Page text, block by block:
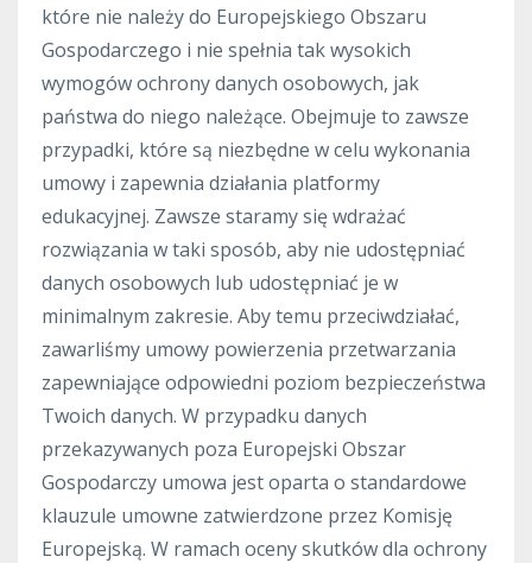
które nie należy do Europejskiego Obszaru
Gospodarczego i nie spełnia tak wysokich
wymogów ochrony danych osobowych, jak
państwa do niego należące. Obejmuje to zawsze
przypadki, które są niezbędne w celu wykonania
umowy i zapewnia działania platformy
edukacyjnej. Zawsze staramy się wdrażać
rozwiązania w taki sposób, aby nie udostępniać
danych osobowych lub udostępniać je w
minimalnym zakresie. Aby temu przeciwdziałać,
zawarliśmy umowy powierzenia przetwarzania
zapewniające odpowiedni poziom bezpieczeństwa
Twoich danych. W przypadku danych
przekazywanych poza Europejski Obszar
Gospodarczy umowa jest oparta o standardowe
klauzule umowne zatwierdzone przez Komisję
Europejską. W ramach oceny skutków dla ochrony